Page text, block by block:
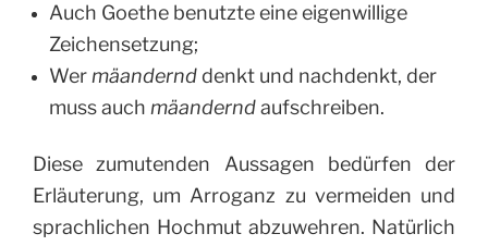
Auch Goethe benutzte eine eigenwillige
Zeichensetzung;
Wermäandernddenkt und nachdenkt, der
muss auch mäanderndaufschreiben.
Diese zumutenden Aussagen bedürfen der
Erläuterung, um Arroganz zu vermeiden und
sprachlichen Hochmut abzuwehren. Natürlich